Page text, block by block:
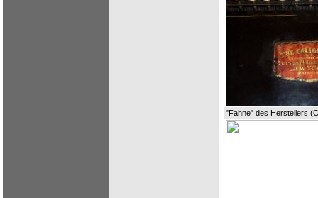
"Fahne" des Herstellers